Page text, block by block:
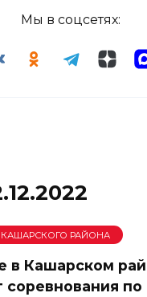
Мы в соцсетях:
РАЙОНА
в Кашарском
соревнования по